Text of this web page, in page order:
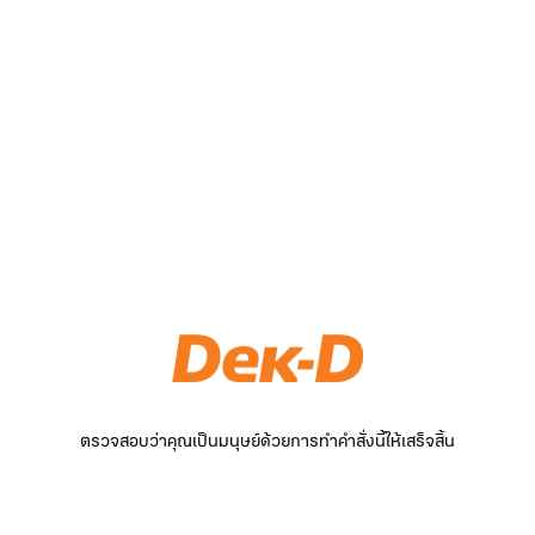
ตรวจสอบว่าคุณเป็นมนุษย์ด้วยการทำคำสั่งนี้ให้เสร็จสิ้น